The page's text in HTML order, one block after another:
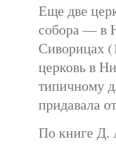
Еще две
собора — в
Сиворицах
церковь в
типичному
придавала
По книге Д.